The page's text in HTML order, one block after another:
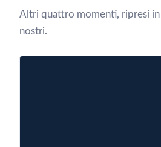
Altri quattro momenti, ripresi in
nostri.